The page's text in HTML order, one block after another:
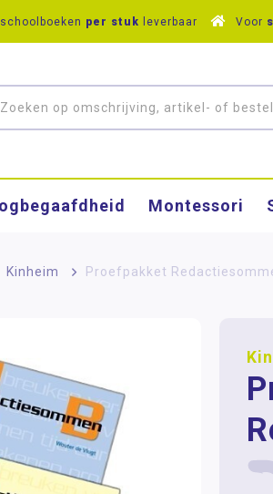
per stuk leverbaar Voor
Montessori
Kinheim > Proefpakket